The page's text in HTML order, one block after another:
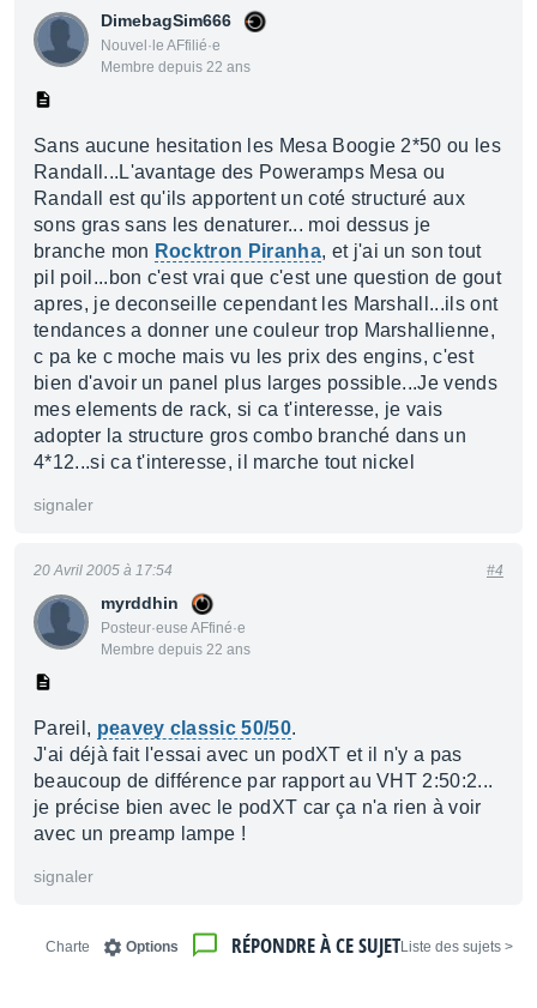
DimebagSim666
Nouvel·le AFfilié·e
Membre depuis 22 ans
Sans aucune hesitation les Mesa Boogie 2*50 ou les
Randall...L'avantage des Poweramps Mesa ou
Randall est qu'ils apportent un coté structuré aux
sons gras sans les denaturer... moi dessus je
branche mon Rocktron Piranha, et j'ai un son tout
pil poil...bon c'est vrai que c'est une question de gout
apres, je deconseille cependant les Marshall...ils ont
tendances a donner une couleur trop Marshallienne,
c pa ke c moche mais vu les prix des engins, c'est
bien d'avoir un panel plus larges possible...Je vends
mes elements de rack, si ca t'interesse, je vais
adopter la structure gros combo branché dans un
4*12...si ca t'interesse, il marche tout nickel
signaler
myrddhin
Posteur·euse AFfiné·e
Membre depuis 22 ans
20 Avril 2005 à 17:54 #4
Pareil, peavey classic 50/50.
J'ai déjà fait l'essai avec un podXT et il n'y a pas
beaucoup de différence par rapport au VHT 2:50:2...
je précise bien avec le podXT car ça n'a rien à voir
avec un preamp lampe !
signaler
< Liste des sujets
RÉPONDRE À CE SUJET
Options
Charte